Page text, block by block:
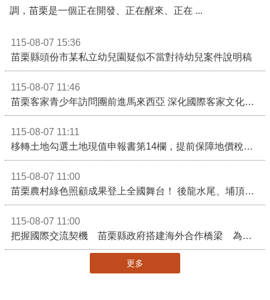
115-08-07 15:36
苗栗縣頭份市某私立幼兒園疑似不當對待幼兒案件說明稿
115-08-07 11:46
115-08-07 11:11
115-08-07 11:00
115-08-07 11:00
更多